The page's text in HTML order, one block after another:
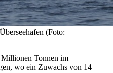
(Foto:
Tonnen im
wo ein Zuwachs von 14